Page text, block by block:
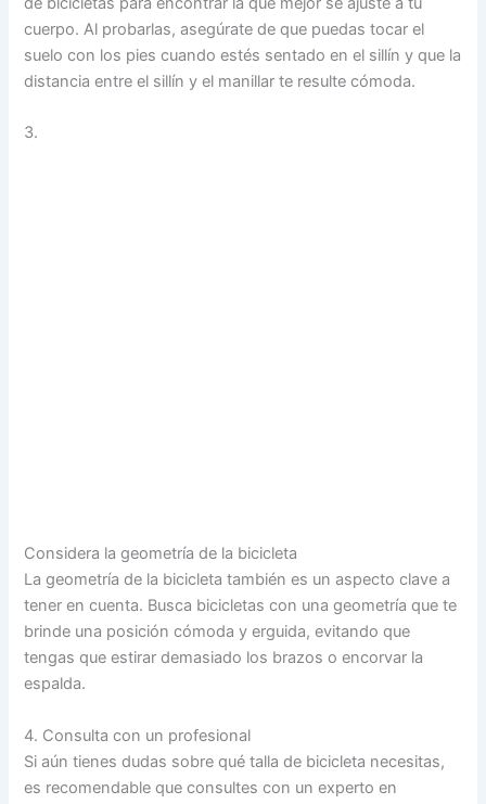
cuerpo. Al probarlas, asegúrate de que puedas tocar el
suelo con los pies cuando estés sentado en el sillín y que la
distancia entre el sillín y el manillar te resulte cómoda.
3.
Considera la geometría de la bicicleta
La geometría de la bicicleta también es un aspecto clave a
tener en cuenta. Busca bicicletas con una geometría que te
brinde una posición cómoda y erguida, evitando que
tengas que estirar demasiado los brazos o encorvar la
espalda.
4. Consulta con un profesional
Si aún tienes dudas sobre qué talla de bicicleta necesitas,
es recomendable que consultes con un experto en